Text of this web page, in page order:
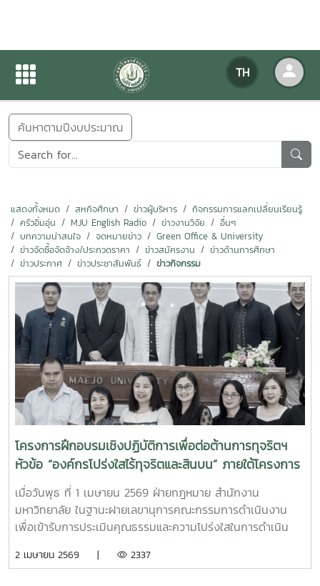
TH
ข่าวสารกิจกรรม
ค้นหาตามปีงบประมาณ
แสดงทั้งหมด สหกิจศึกษา ข่าวผู้บริหาร
กิจกรรมการแลกเปลี่ยนเรียนรู้
ครัวอิ่มอุ่น
MJU English Radio ข่าวงานวิจัย
อื่นๆ
บทความน่าสนใจ
จดหมายข่าว
Green Office & University
ข่าวจัดซื้อจัดจ้าง/ประกวดราคา
ข่าวสมัครงาน
ข่าวด้านการศึกษา
ข่าวประกาศ
ข่าวประชาสัมพันธ์ ข่าวกิจกรรม
โครงการฝึกอบรมเชิงปฏิบัติการเพื่อต่อต้านการทุจริตฯ
หัวข้อ “องค์กรโปร่งใสไร้ทุจริตและสินบน” ภายใต้โครงการ
ประเมิน ITA ประจำปี 2569
เมื่อวันพุธ ที่ 1 เมษายน 2569 ฝ่ายกฎหมาย สำนักงาน
มหาวิทยาลัย ในฐานะฝายเลขานุการคณะกรรมการดำเนินงาน
เพื่อเข้ารับการประเมินคุณธรรมและความโปร่งใสในการดำเนิน
การจัดโครงการฝึกอบรมเชิงปฏิบัติการเพื่อต่อต้านการทุจริตและ
2 เมษายน 2569 | 2337